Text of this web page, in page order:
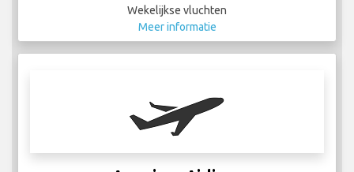
Wekelijkse vluchten
Meer informatie